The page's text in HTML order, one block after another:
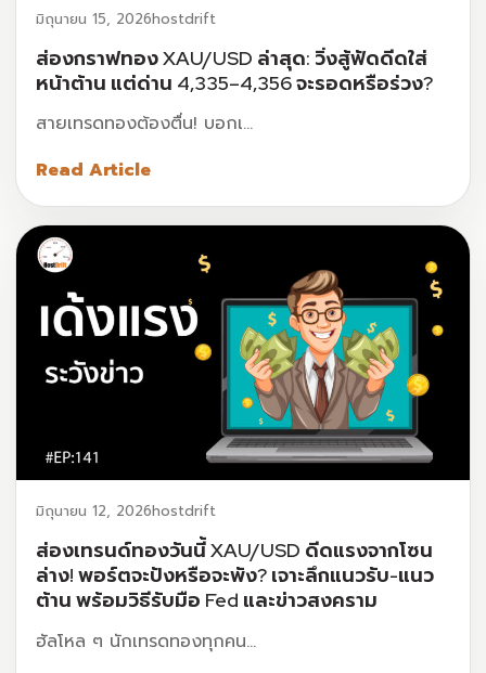
มิถุนายน 15, 2026hostdrift
ส่องกราฟทอง XAU/USD ล่าสุด: วิ่งสู้ฟัดดีดใส่
หน้าต้าน แต่ด่าน 4,335–4,356 จะรอดหรือร่วง?
สายเทรดทองต้องตื่น! บอกเ…
Read Article
มิถุนายน 12, 2026hostdrift
ส่องเทรนด์ทองวันนี้ XAU/USD ดีดแรงจากโซน
ล่าง! พอร์ตจะปังหรือจะพัง? เจาะลึกแนวรับ-แนว
ต้าน พร้อมวิธีรับมือ Fed และข่าวสงคราม
ฮัลโหล ๆ นักเทรดทองทุกคน…